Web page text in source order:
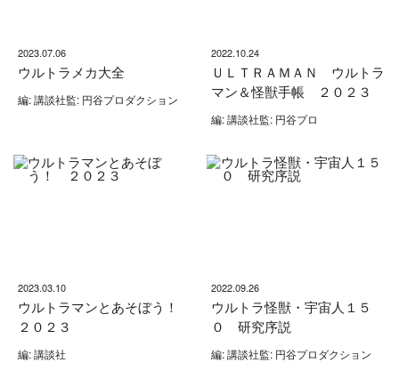
2023.07.06
ウルトラメカ大全
編: 講談社監: 円谷プロダクション
2022.10.24
ＵＬＴＲＡＭＡＮ ウルトラ
マン＆怪獣手帳 ２０２３
編: 講談社監: 円谷プロ
2023.03.10
ウルトラマンとあそぼう！
２０２３
編: 講談社
2022.09.26
ウルトラ怪獣・宇宙人１５
０ 研究序説
編: 講談社監: 円谷プロダクション